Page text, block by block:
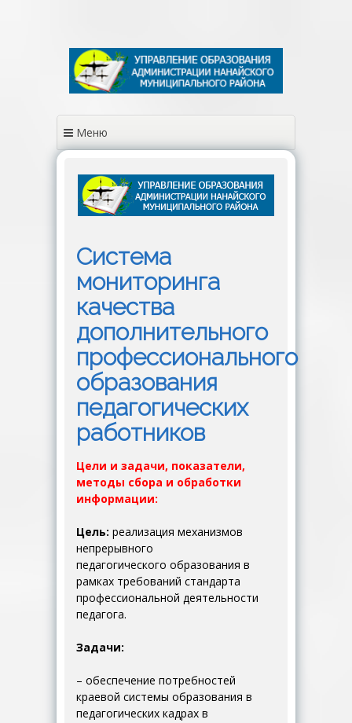
содержимому
Меню
Система
мониторинга
качества
дополнительного
профессионального
образования
педагогических
работников
Цели и задачи, показатели,
методы сбора и обработки
информации:
Цель: реализация механизмов
непрерывного
педагогического образования в
рамках требований стандарта
профессиональной деятельности
педагога.
Задачи:
– обеспечение потребностей
краевой системы образования в
педагогических кадрах в